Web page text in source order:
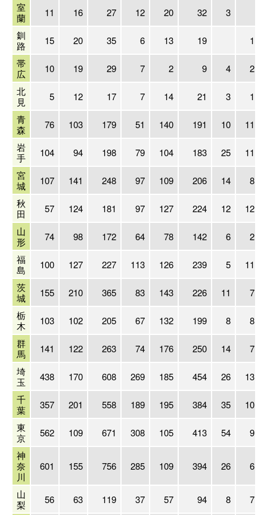
室
蘭
11 16 27 12 20 32
3
釧
路
15 20 35 6 13 19
1
帯
広
10 19 29 7 2 9 4
2
北
見
5 12 17 7 14 21 3
1
青
森
76 103 179 51 140 191 10
11
岩
手
104 94 198 79 104 183 25
11
宮
城
107 141 248 97 109 206 14
8
秋
田
57 124 181 97 127 224 12
12
山
形
74 98 172 64 78 142 6
2
福
島
100 127 227 113 126 239 5
11
茨
城
155 210 365 83 143 226 11
7
栃
木
103 102 205 67 132 199 8
8
群
馬
141 122 263 74 176 250 14
7
埼
玉
438 170 608 269 185 454 26
13
千
葉
357 201 558 189 195 384 35
10
東
京
562 109 671 308 105 413 54
9
神
奈
川
601 155 756 285 109 394 26 6
山
梨
56 63 119 37 57 94 8
7